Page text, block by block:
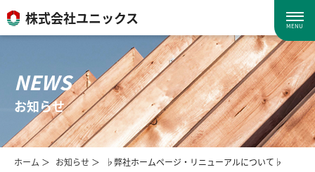
MENU
株式会社ユニックス
NEWS
お知らせ
ホーム お知らせ ♭弊社ホームページ・リニューアルについて♭